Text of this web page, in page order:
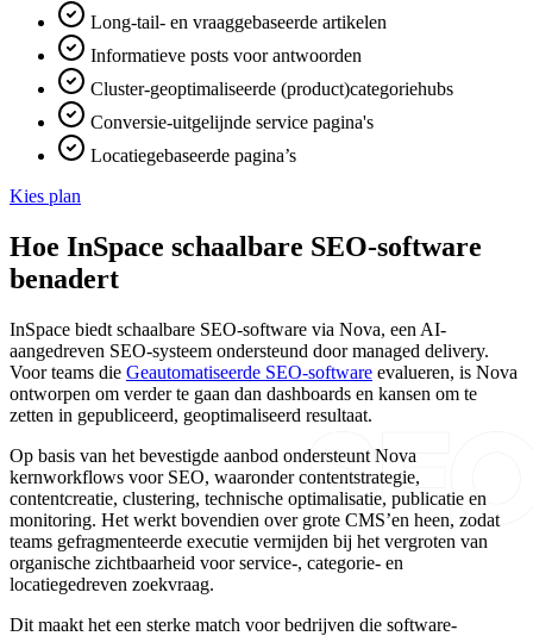
Long-tail- en vraaggebaseerde artikelen
Informatieve posts voor antwoorden
Cluster-geoptimaliseerde (product)categoriehubs
Conversie-uitgelijnde service pagina's
Locatiegebaseerde pagina’s
Kies plan
Hoe InSpace schaalbare SEO-software
benadert
InSpace biedt schaalbare SEO-software via Nova, een AI-
aangedreven SEO-systeem ondersteund door managed delivery.
Voor teams die Geautomatiseerde SEO-software evalueren, is Nova
ontworpen om verder te gaan dan dashboards en kansen om te
zetten in gepubliceerd, geoptimaliseerd resultaat.
Op basis van het bevestigde aanbod ondersteunt Nova
kernworkflows voor SEO, waaronder contentstrategie,
contentcreatie, clustering, technische optimalisatie, publicatie en
monitoring. Het werkt bovendien over grote CMS’en heen, zodat
teams gefragmenteerde executie vermijden bij het vergroten van
organische zichtbaarheid voor service-, categorie- en
locatiegedreven zoekvraag.
Dit maakt het een sterke match voor bedrijven die software-